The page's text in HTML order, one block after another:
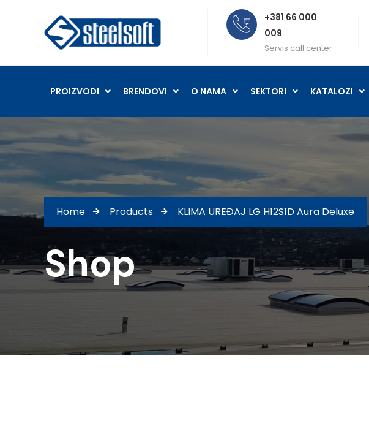
+381 66 000
009
Servis call center
PROIZVODI BRENDOVI O NAMA SEKTORI KATALOZI
Home Products KLIMA UREĐAJ LG H12S1D Aura Deluxe
Shop